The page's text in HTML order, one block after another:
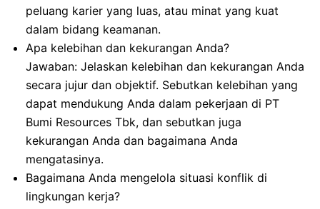
peluang karier yang luas, atau minat yang kuat
dalam bidang keamanan.
Apa kelebihan dan kekurangan Anda?
Jawaban: Jelaskan kelebihan dan kekurangan Anda
secara jujur dan objektif. Sebutkan kelebihan yang
dapat mendukung Anda dalam pekerjaan di PT
Bumi Resources Tbk, dan sebutkan juga
kekurangan Anda dan bagaimana Anda
mengatasinya.
Bagaimana Anda mengelola situasi konflik di
lingkungan kerja?